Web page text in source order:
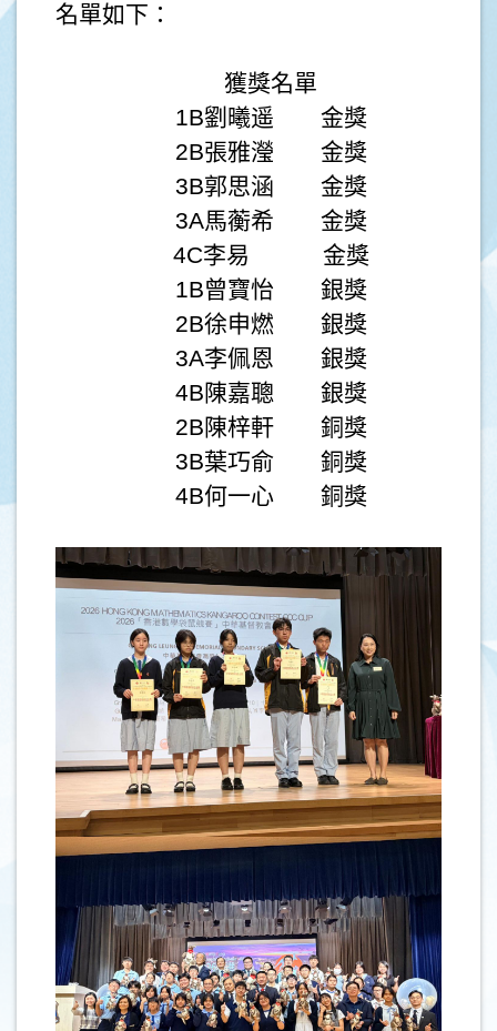
名單如下：
獲獎名單
1B劉曦遥 金獎
2B張雅瀅 金獎
3B郭思涵 金獎
3A馬蘅希 金獎
4C李易 金獎
1B曾寶怡 銀獎
2B徐申燃 銀獎
3A李佩恩 銀獎
4B陳嘉聰 銀獎
2B陳梓軒 銅獎
3B葉巧俞 銅獎
4B何一心 銅獎